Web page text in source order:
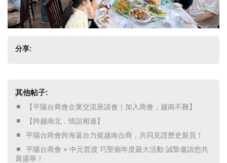
分享:
其他帖子:
​ 【平陽台商會企業交流座談會｜加入商會，越南不難】 ​
​ 【跨越南北．情誼相連】 ​
​ 平陽台商會跨海返台力挺越南台商，共同見證歷史新頁！ ​
​ 平陽台商會 × 中元普渡 巧聖廟年度最大活動 誠摯邀請您共
襄盛舉！ ​